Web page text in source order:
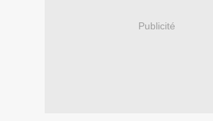
Publicité